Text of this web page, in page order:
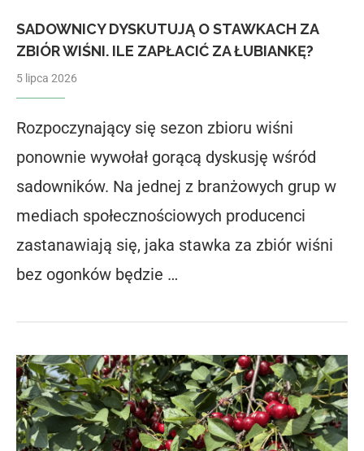
SADOWNICY DYSKUTUJĄ O STAWKACH ZA
ZBIÓR WIŚNI. ILE ZAPŁACIĆ ZA ŁUBIANKĘ?
5 lipca 2026
Rozpoczynający się sezon zbioru wiśni
ponownie wywołał gorącą dyskusję wśród
sadowników. Na jednej z branżowych grup w
mediach społecznościowych producenci
zastanawiają się, jaka stawka za zbiór wiśni
bez ogonków będzie …